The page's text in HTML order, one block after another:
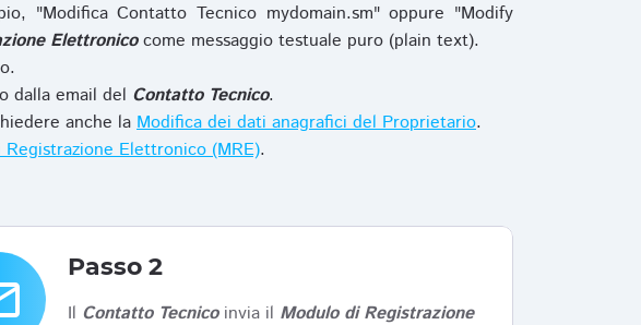
"Modifica Contatto Tecnico mydomain.sm" oppure "Modify
Elettronicocome messaggio testuale puro (plain text).
dalla email del Contatto Tecnico.
anche la Modifica dei dati anagrafici del Proprietario.
Elettronico (MRE).
Passo 2
Il Contatto Tecnicoinvia il Modulo di Registrazione